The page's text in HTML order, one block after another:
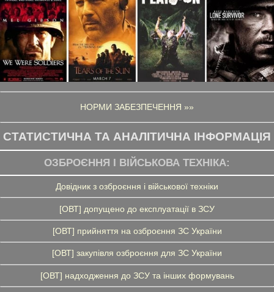
НОРМИ ЗАБЕЗПЕЧЕННЯ »»
СТАТИСТИЧНА ТА АНАЛІТИЧНА ІНФОРМАЦІЯ
ОЗБРОЄННЯ І ВІЙСЬКОВА ТЕХНІКА:
Довідник з озброєння і військової техніки
[ОВТ] допущено до експлуатації в ЗСУ
[ОВТ] прийняття на озброєння ЗС України
[ОВТ] закупівля озброєння для ЗС України
[ОВТ] надходження до ЗСУ та інших формувань